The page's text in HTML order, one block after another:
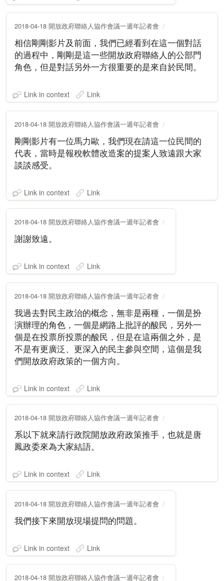
2018-04-18 開放政府聯絡人協作會議一週年記者會
相信剛剛影片及前面，我們已經看到在這一個對話
的過程中，剛剛是這一些開放政府聯絡人的公部門
角色，但是對話另外一方很重要的是來自於民間。
Link in context Link
2018-04-18 開放政府聯絡人協作會議一週年記者會
剛剛影片有一位馬力歐，我們現在請這一位民間的
代表，當時是報稅軟體改造案的提案人致遠跟大家
談談感受。
Link in context Link
2018-04-18 開放政府聯絡人協作會議一週年記者會
謝謝致遠。
Link in context Link
2018-04-18 開放政府聯絡人協作會議一週年記者會
我過去對民主政治的概念，無非是兩種，一個是扮
演辦理的角色，一個是網路上批評的酸民，另外一
個是在投票所投票的酸民，但是在這兩個之外，是
不是有更廣泛、更深入的民主參與空間，這個是我
們開放政府政策的一個方向。
Link in context Link
2018-04-18 開放政府聯絡人協作會議一週年記者會
系以下就來請行政院開放政府政策推手，也就是唐
鳳政委來為大家結語。
Link in context Link
2018-04-18 開放政府聯絡人協作會議一週年記者會
我們接下來開放現場提問的問題。
Link in context Link
2018-04-18 開放政府聯絡人協作會議一週年記者會